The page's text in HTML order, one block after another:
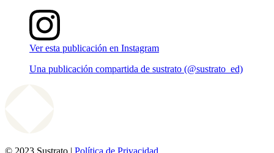
Ver esta publicación en Instagram
Una publicación compartida de sustrato (@sustrato_ed)
© 2023 Sustrato | Política de Privacidad